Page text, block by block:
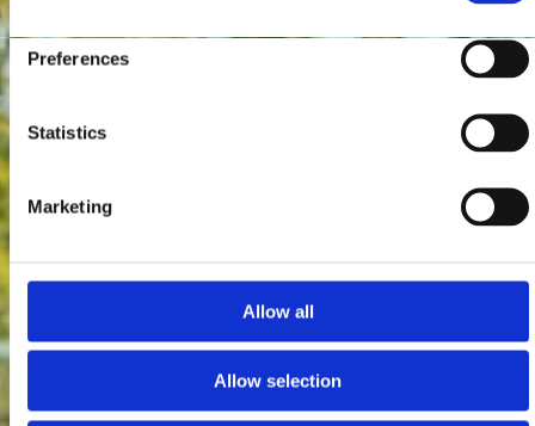
Preferences
Statistics
Marketing
Allow all
Allow selection